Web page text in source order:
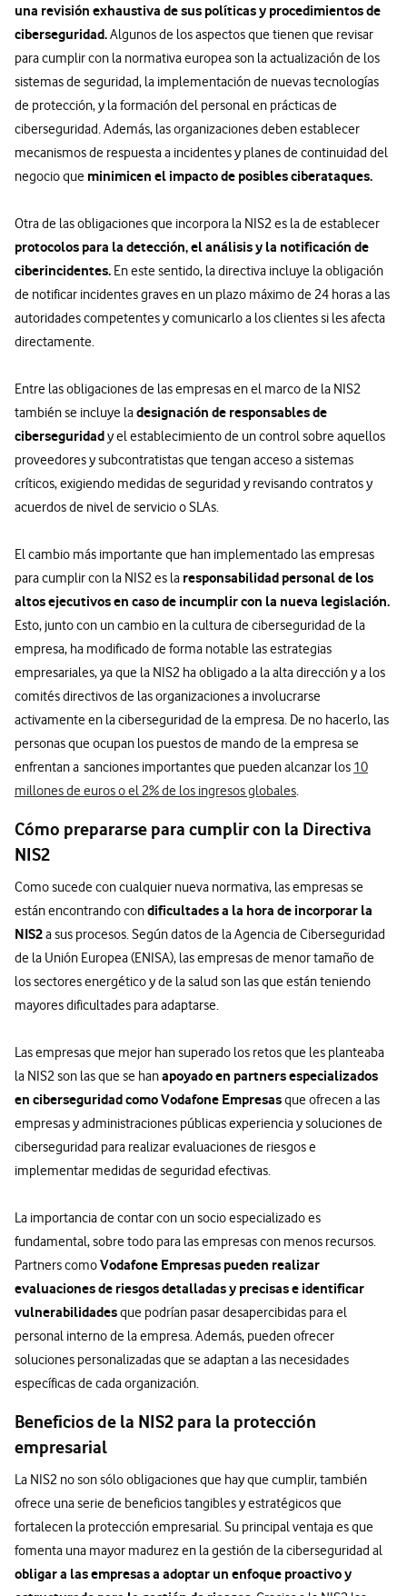
una revisión exhaustiva de sus políticas y procedimientos de
ciberseguridad.Algunos de los aspectos que tienen que revisar
para cumplir con la normativa europea son la actualización de los
sistemas de seguridad, la implementación de nuevas tecnologías
de protección, y la formación del personal en prácticas de
ciberseguridad. Además, las organizaciones deben establecer
mecanismos de respuesta a incidentes y planes de continuidad del
negocio que minimicen el impacto de posibles ciberataques.
Otra de las obligaciones que incorpora la NIS2 es la de establecer
protocolos para la detección, el análisis y la notificación de
ciberincidentes. En este sentido, la directiva incluye la obligación
de notificar incidentes graves en un plazo máximo de 24 horas a las
autoridades competentes y comunicarlo a los clientes si les afecta
directamente.
Entre las obligaciones de las empresas en el marco de la NIS2
también se incluye ladesignación de responsables de
ciberseguridady el establecimiento de un control sobre aquellos
proveedores y subcontratistas que tengan acceso a sistemas
críticos, exigiendo medidas de seguridad y revisando contratos y
acuerdos de nivel de servicio o SLAs.
El cambio más importante que han implementado las empresas
para cumplir con la NIS2 es la responsabilidad personal de los
altos ejecutivos en caso de incumplir con la nueva legislación.
Esto, junto con un cambio en la cultura de ciberseguridad de la
empresa, ha modificado de forma notable las estrategias
empresariales, ya que la NIS2 ha obligado a la alta dirección y a los
comités directivos de las organizaciones a involucrarse
activamente en la ciberseguridad de la empresa. De no hacerlo, las
personas que ocupan los puestos de mando de la empresa se
enfrentan a sanciones importantes que pueden alcanzar los 10
millones de euros o el 2% de los ingresos globales.
Cómo prepararse para cumplir con la Directiva
NIS2
Como sucede con cualquier nueva normativa, las empresas se
están encontrando condificultades a la hora de incorporar la
NIS2a sus procesos. Según datos de la Agencia de Ciberseguridad
de la Unión Europea (ENISA), las empresas de menor tamaño de
los sectores energético y de la salud son las que están teniendo
mayores dificultades para adaptarse.
Las empresas que mejor han superado los retos que les planteaba
la NIS2 son las que se hanapoyado en partners especializados
en ciberseguridad como Vodafone Empresasque ofrecen a las
empresas y administraciones públicas experiencia y soluciones de
ciberseguridad para realizar evaluaciones de riesgos e
implementar medidas de seguridad efectivas.
La importancia de contar con un socio especializado es
fundamental, sobre todo para las empresas con menos recursos.
Partners comoVodafone Empresas pueden realizar
evaluaciones de riesgos detalladas y precisas e identificar
vulnerabilidadesque podrían pasar desapercibidas para el
personal interno de la empresa. Además, pueden ofrecer
soluciones personalizadas que se adaptan a las necesidades
específicas de cada organización.
Beneficios de la NIS2 para la protección
empresarial
La NIS2 no son sólo obligaciones que hay que cumplir, también
ofrece una serie de beneficios tangibles y estratégicos que
fortalecen la protección empresarial. Su principal ventaja es que
fomenta una mayor madurez en la gestión de la ciberseguridad al
obligar a las empresas a adoptar un enfoque proactivo y